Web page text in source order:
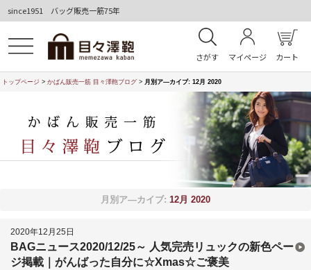
since1951 バッグ販売一筋75年
さがす マイページ カート
トップページ > かばん販売一筋 目々澤鞄ブログ > 月別ア―カイブ: 12月 2020
月別ア―カイブ: 12月 2020
2020年12月25日
BAGニュース2020/12/25～ 人気完売リュックの新色ペー
ジ掲載｜がんばった自分に☆Xmas☆ご褒美